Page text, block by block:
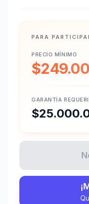
PARA
PRECIO MÍNIMO
GARANTÍA